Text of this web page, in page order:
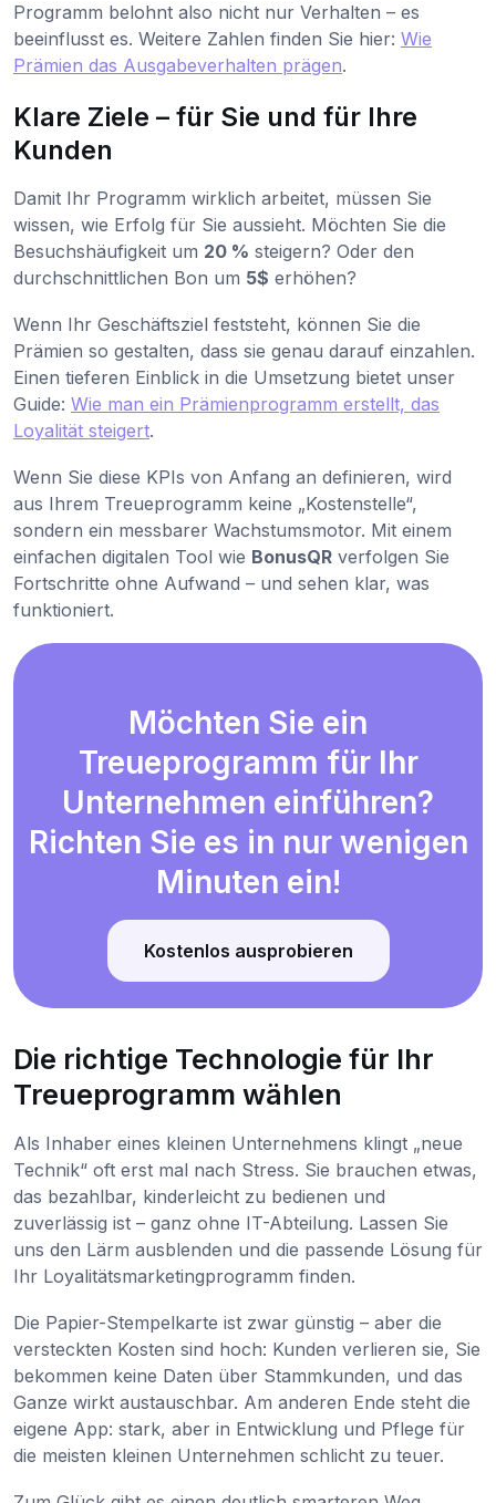
Programm belohnt also nicht nur Verhalten – es
beeinflusst es. Weitere Zahlen finden Sie hier: Wie
Prämien das Ausgabeverhalten prägen.
Klare Ziele – für Sie und für Ihre
Kunden
Damit Ihr Programm wirklich arbeitet, müssen Sie
wissen, wie Erfolg für Sie aussieht. Möchten Sie die
Besuchshäufigkeit um 20 % steigern? Oder den
durchschnittlichen Bon um 5$ erhöhen?
Wenn Ihr Geschäftsziel feststeht, können Sie die
Prämien so gestalten, dass sie genau darauf einzahlen.
Einen tieferen Einblick in die Umsetzung bietet unser
Guide: Wie man ein Prämienprogramm erstellt, das
Loyalität steigert.
Wenn Sie diese KPIs von Anfang an definieren, wird
aus Ihrem Treueprogramm keine „Kostenstelle“,
sondern ein messbarer Wachstumsmotor. Mit einem
einfachen digitalen Tool wie BonusQR verfolgen Sie
Fortschritte ohne Aufwand – und sehen klar, was
funktioniert.
Möchten Sie ein
Treueprogramm für Ihr
Unternehmen einführen?
Richten Sie es in nur wenigen
Minuten ein!
Kostenlos ausprobieren
Die richtige Technologie für Ihr
Treueprogramm wählen
Als Inhaber eines kleinen Unternehmens klingt „neue
Technik“ oft erst mal nach Stress. Sie brauchen etwas,
das bezahlbar, kinderleicht zu bedienen und
zuverlässig ist – ganz ohne IT-Abteilung. Lassen Sie
uns den Lärm ausblenden und die passende Lösung für
Ihr Loyalitätsmarketingprogramm finden.
Die Papier-Stempelkarte ist zwar günstig – aber die
versteckten Kosten sind hoch: Kunden verlieren sie, Sie
bekommen keine Daten über Stammkunden, und das
Ganze wirkt austauschbar. Am anderen Ende steht die
eigene App: stark, aber in Entwicklung und Pflege für
die meisten kleinen Unternehmen schlicht zu teuer.